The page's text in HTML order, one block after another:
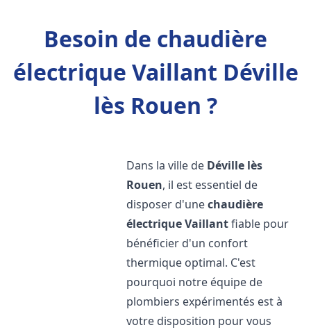
Besoin de chaudière
électrique Vaillant Déville
lès Rouen ?
Dans la ville de Déville lès
Rouen, il est essentiel de
disposer d'unechaudière
électrique Vaillantfiable pour
bénéficier d'un confort
thermique optimal. C'est
pourquoi notre équipe de
plombiers expérimentés est à
votre disposition pour vous